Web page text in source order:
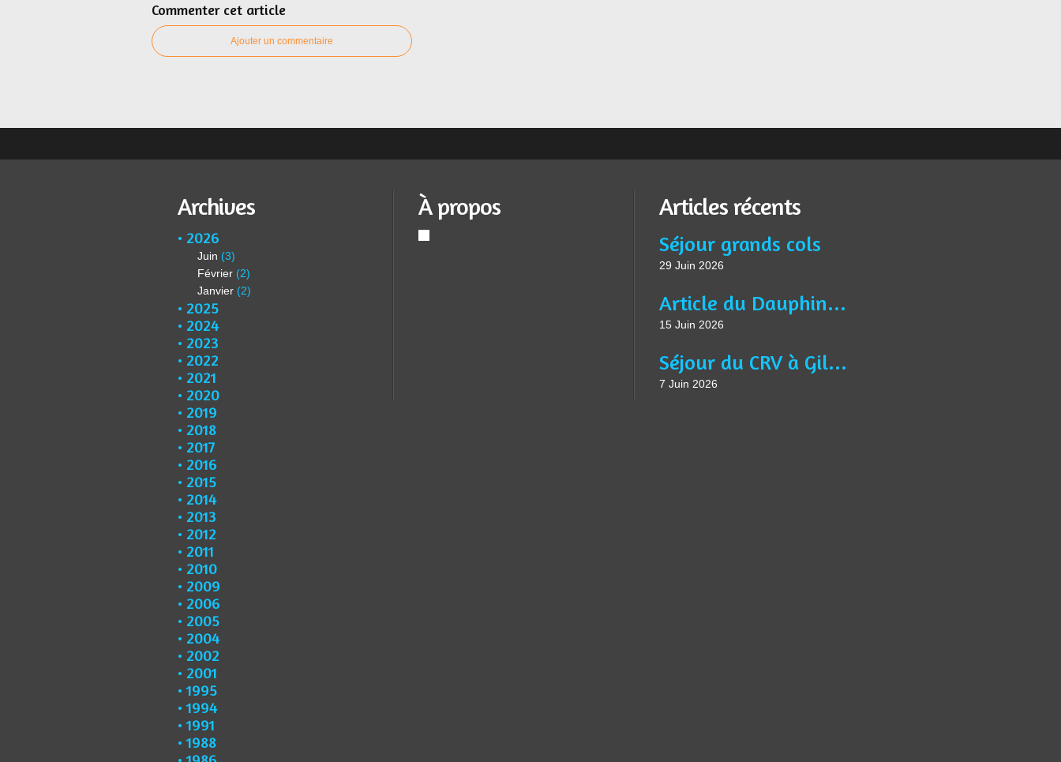
Commenter cet article
Ajouter un commentaire
Archives
2026
Juin (3)
Février (2)
Janvier (2)
2025
2024
2023
2022
2021
2020
2019
2018
2017
2016
2015
2014
2013
2012
2011
2010
2009
2006
2005
2004
2002
2001
1995
1994
1991
1988
À propos Articles récents
Séjour grands cols
29 Juin 2026
Article du Dauphiné Libéré VTM du 13 juin 2026
15 Juin 2026
Séjour du CRV à Gilette
7 Juin 2026